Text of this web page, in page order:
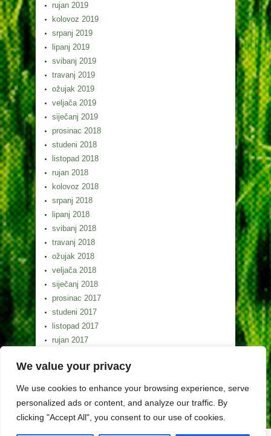
We value your privacy
We use cookies to enhance your browsing experience, serve
personalized ads or content, and analyze our traffic. By
clicking "Accept All", you consent to our use of cookies.
rujan 2019
kolovoz 2019
srpanj 2019
lipanj 2019
svibanj 2019
travanj 2019
ožujak 2019
veljača 2019
siječanj 2019
prosinac 2018
studeni 2018
listopad 2018
rujan 2018
kolovoz 2018
srpanj 2018
lipanj 2018
svibanj 2018
travanj 2018
ožujak 2018
veljača 2018
siječanj 2018
prosinac 2017
studeni 2017
listopad 2017
rujan 2017
srpanj 2017